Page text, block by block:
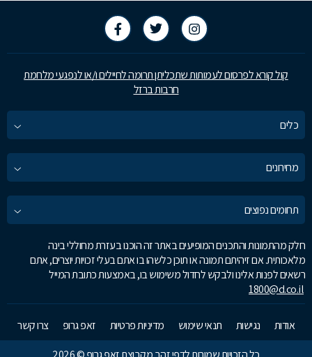
קול קורא לפרסום לעמותות שתכליתן תרומה לחיילים ו/או לנפגעי מלחמת
חרבות ברזל
כלים
מחירונים
תחומים נפוצים
חלק מהתמונות והתכנים המופיעים באתר זה הוכנו בעזרת מחוללי בינה
מלאכותית. אם זיהיתם תמונה או תוכן כלשהו בו אתם בעלי זכויות יוצרים, אתם
רשאים לפנות אלינו ולבקש לחדול משימוש בו, באמצעות כתובת המייל
1800@d.co.il
אודות נגישות תנאי שימוש מדיניות פרטיות זאפ גרופ
צרו קשר